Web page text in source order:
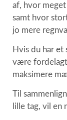
af, hvor
samt hvor
jo mere
Hvis du har
være
maksimere
Til
lille tag, vil